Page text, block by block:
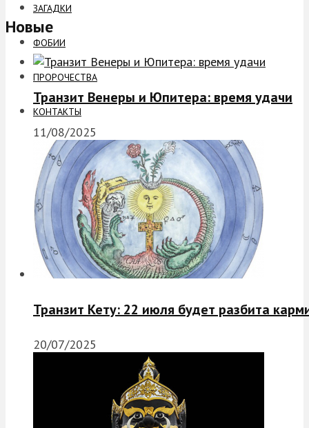
ЗАГАДКИ
ФОБИИ
ПРОРОЧЕСТВА
КОНТАКТЫ
Новые
Транзит Венеры и Юпитера: время удачи
11/08/2025
Транзит Кету: 22 июля будет разбита
20/07/2025